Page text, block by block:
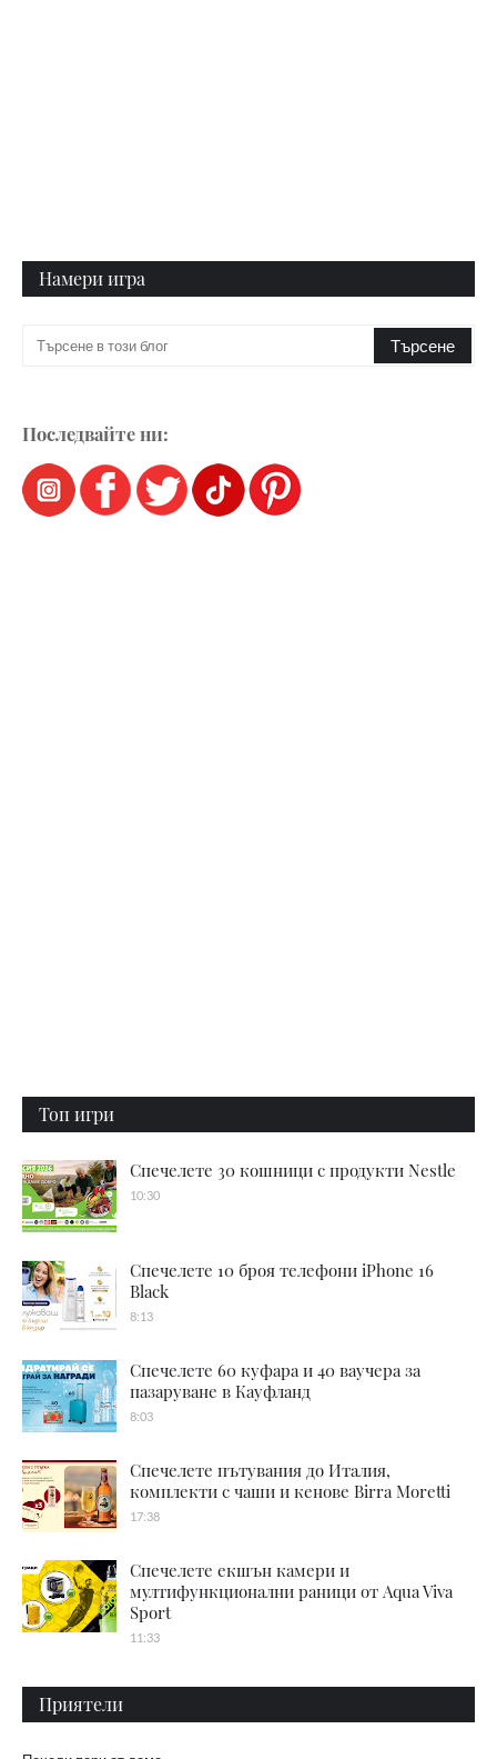
Намери игра
Последвайте ни:
Топ игри
Спечелете 30 кошници с продукти Nestle
10:30
Спечелете 10 броя телефони iPhone 16
Black
8:13
Спечелете 60 куфара и 40 ваучера за
пазаруване в Кауфланд
8:03
Спечелете пътувания до Италия,
комплекти с чаши и кенове Birra Moretti
17:38
Спечелете екшън камери и
мултифункционални раници от Aqua Viva
Sport
11:33
Приятели